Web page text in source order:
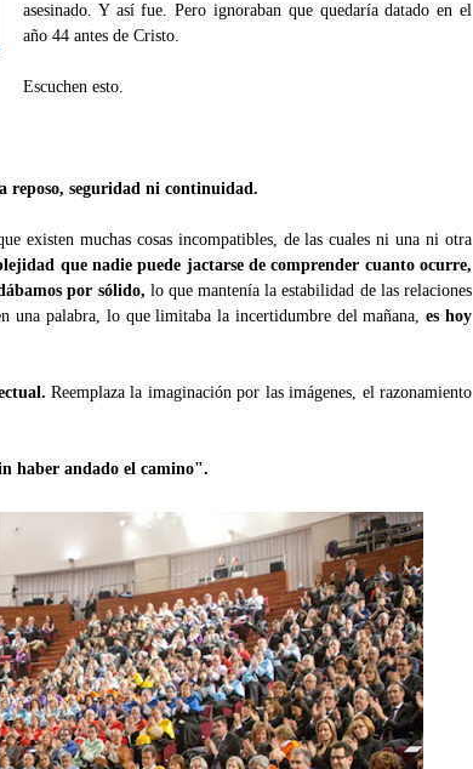
asesinado. Y así fue. Pero ignoraban que quedaría datado en el
año 44 antes de Cristo.
Escuchen esto.
reposo, seguridad ni continuidad.
existen muchas cosas incompatibles, de las cuales ni una ni otra
que nadie puede jactarse de comprender cuanto ocurre,
por sólido, lo que mantenía la estabilidad de las relaciones
una palabra, lo que limitaba la incertidumbre del mañana,es hoy
Reemplaza la imaginación por las imágenes, el razonamiento
haber andado el camino".